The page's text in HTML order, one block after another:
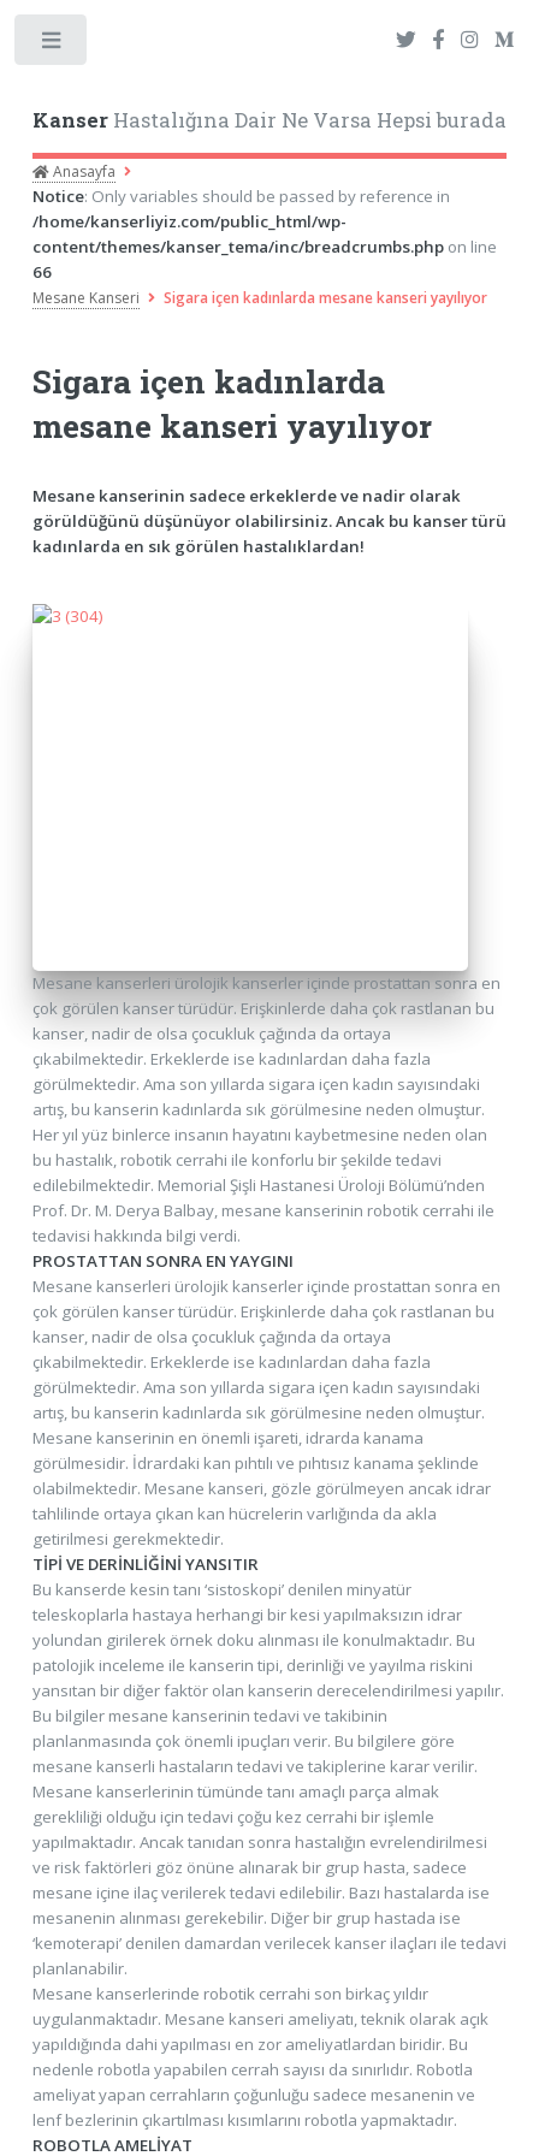
KanserHastalığına Dair Ne Varsa Hepsi burada
Anasayfa
Notice: Only variables should be passed by reference in
/home/kanserliyiz.com/public_html/wp-
content/themes/kanser_tema/inc/breadcrumbs.phpon line
66
Mesane Kanseri Sigara içen kadınlarda mesane kanseri yayılıyor
Sigara içen kadınlarda
mesane kanseri yayılıyor
Mesane kanserinin sadece erkeklerde ve nadir olarak
görüldüğünü düşünüyor olabilirsiniz. Ancak bu kanser türü
kadınlarda en sık görülen hastalıklardan!
Mesane kanserleri ürolojik kanserler içinde prostattan sonra en
çok görülen kanser türüdür. Erişkinlerde daha çok rastlanan bu
kanser, nadir de olsa çocukluk çağında da ortaya
çıkabilmektedir. Erkeklerde ise kadınlardan daha fazla
görülmektedir. Ama son yıllarda sigara içen kadın sayısındaki
artış, bu kanserin kadınlarda sık görülmesine neden olmuştur.
Her yıl yüz binlerce insanın hayatını kaybetmesine neden olan
bu hastalık, robotik cerrahi ile konforlu bir şekilde tedavi
edilebilmektedir. Memorial Şişli Hastanesi Üroloji Bölümü’nden
Prof. Dr. M. Derya Balbay, mesane kanserinin robotik cerrahi ile
tedavisi hakkında bilgi verdi.
PROSTATTAN SONRA EN YAYGINI
Mesane kanserleri ürolojik kanserler içinde prostattan sonra en
çok görülen kanser türüdür. Erişkinlerde daha çok rastlanan bu
kanser, nadir de olsa çocukluk çağında da ortaya
çıkabilmektedir. Erkeklerde ise kadınlardan daha fazla
görülmektedir. Ama son yıllarda sigara içen kadın sayısındaki
artış, bu kanserin kadınlarda sık görülmesine neden olmuştur.
Mesane kanserinin en önemli işareti, idrarda kanama
görülmesidir. İdrardaki kan pıhtılı ve pıhtısız kanama şeklinde
olabilmektedir. Mesane kanseri, gözle görülmeyen ancak idrar
tahlilinde ortaya çıkan kan hücrelerin varlığında da akla
getirilmesi gerekmektedir.
TİPİ VE DERİNLİĞİNİ YANSITIR
Bu kanserde kesin tanı ‘sistoskopi’ denilen minyatür
teleskoplarla hastaya herhangi bir kesi yapılmaksızın idrar
yolundan girilerek örnek doku alınması ile konulmaktadır. Bu
patolojik inceleme ile kanserin tipi, derinliği ve yayılma riskini
yansıtan bir diğer faktör olan kanserin derecelendirilmesi yapılır.
Bu bilgiler mesane kanserinin tedavi ve takibinin
planlanmasında çok önemli ipuçları verir. Bu bilgilere göre
mesane kanserli hastaların tedavi ve takiplerine karar verilir.
Mesane kanserlerinin tümünde tanı amaçlı parça almak
gerekliliği olduğu için tedavi çoğu kez cerrahi bir işlemle
yapılmaktadır. Ancak tanıdan sonra hastalığın evrelendirilmesi
ve risk faktörleri göz önüne alınarak bir grup hasta, sadece
mesane içine ilaç verilerek tedavi edilebilir. Bazı hastalarda ise
mesanenin alınması gerekebilir. Diğer bir grup hastada ise
‘kemoterapi’ denilen damardan verilecek kanser ilaçları ile tedavi
planlanabilir.
Mesane kanserlerinde robotik cerrahi son birkaç yıldır
uygulanmaktadır. Mesane kanseri ameliyatı, teknik olarak açık
yapıldığında dahi yapılması en zor ameliyatlardan biridir. Bu
nedenle robotla yapabilen cerrah sayısı da sınırlıdır. Robotla
ameliyat yapan cerrahların çoğunluğu sadece mesanenin ve
lenf bezlerinin çıkartılması kısımlarını robotla yapmaktadır.
ROBOTLA AMELİYAT